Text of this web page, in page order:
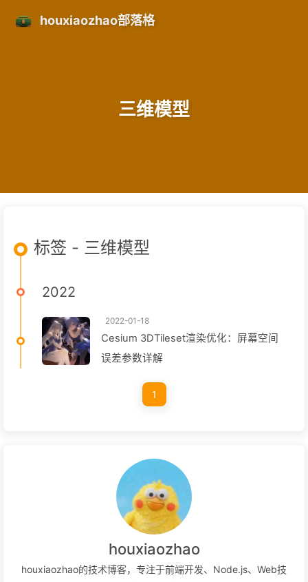
houxiaozhao部落格
三维模型
标签 - 三维模型
2022
2022-01-18
Cesium 3DTileset渲染优化：屏幕空间
误差参数详解
1
houxiaozhao
houxiaozhao的技术博客，专注于前端开发、Node.js、Web技